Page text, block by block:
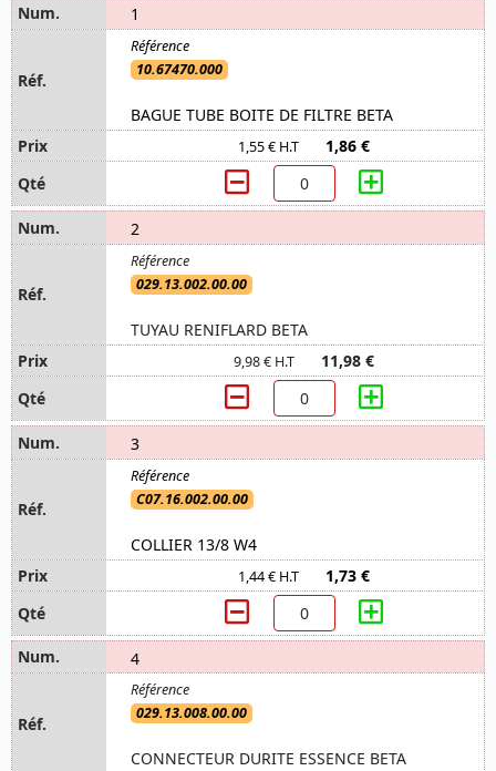
1
10.67470.000
BAGUE TUBE BOITE DE FILTRE BETA
1,55 € H.T 1,86 €
2
029.13.002.00.00
TUYAU RENIFLARD BETA
9,98 € H.T 11,98 €
3
C07.16.002.00.00
COLLIER 13/8 W4
1,44 € H.T 1,73 €
4
029.13.008.00.00
CONNECTEUR DURITE ESSENCE BETA